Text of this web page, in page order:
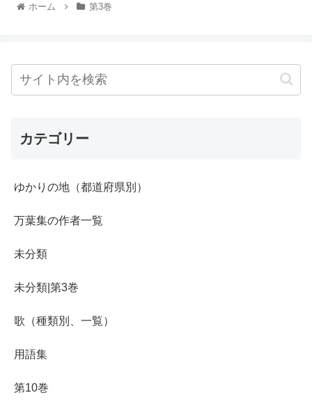
ホーム 第3巻
カテゴリー
ゆかりの地（都道府県別）
万葉集の作者一覧
未分類
未分類|第3巻
歌（種類別、一覧）
用語集
第10巻